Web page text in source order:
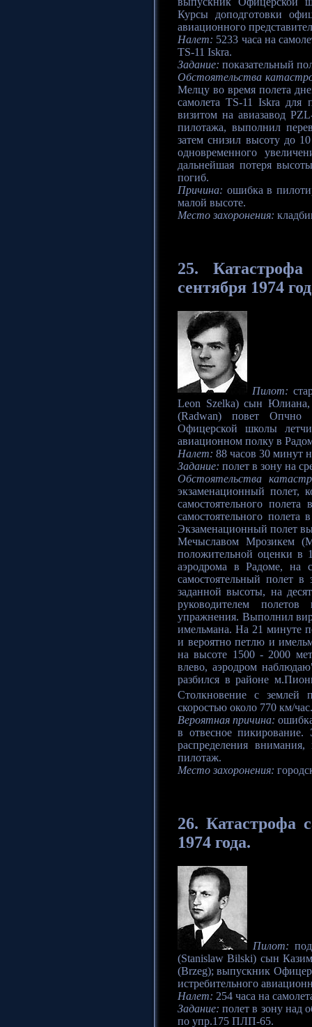
Курсы доподготовки
авиационного
Налет: 5233 часа на
TS-11 Iskra.
Задание: показательный
Обстоятельства
Мелцу во время полета
самолета TS-11 Iskra
визитом на авиазавод
пилотажа, выполнил
затем снизил высоту до
одновременного
дальнейшая потеря
погиб.
Причина: ошибка в
малой высоте.
Место захоронения:
25. Катастрофа
сентября 1974
Пилот:
Leon Szelka) сын Юлиана,
(Radwan) повет Опчно
Офицерской школы
авиационном полку в
Налет: 88 часов 30 минут
Задание: полет в зону на
Обстоятельства
экзаменационный полет,
самостоятельного
самостоятельного
Экзаменационный полет
Мечыславом Мрозикем
положительной оценки в
аэродрома в Радоме, на
самостоятельный полет
заданной высоты, на
руководителем
упражнения. Выполнил
имельмана. На 21 минуте
и вероятно петлю и
на высоте 1500 - 2000
влево, аэродром
разбился в районе
Столкновение с землей
скоростью около 770 км/
Вероятная причина:
в отвесное пикирование.
распределения
пилотаж.
Место захоронения:
26.Катастрофа
1974 года.
Пилот:
(Stanislaw Bilski) сын
(Brzeg); выпускник
истребительного
Налет: 254 часа на
Задание: полет в зону над
по упр.175 ПЛП-65.